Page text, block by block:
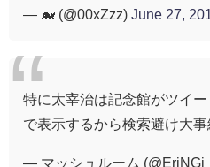
— 🐋 (@00xZzz) June 27,
特に太宰治は記念館がツイ
で表示するから検索避け大
— マッシュルーム